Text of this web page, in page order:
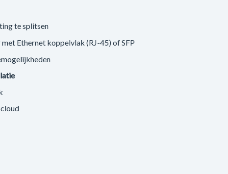
te splitsen
Ethernet koppelvlak (RJ-45) of SFP